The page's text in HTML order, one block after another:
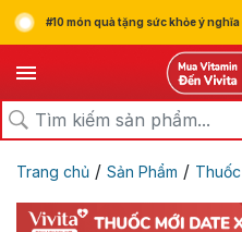
#10 món quà tặng sức khỏe ý
Trang chủ / Sản Phẩm / Thuốc